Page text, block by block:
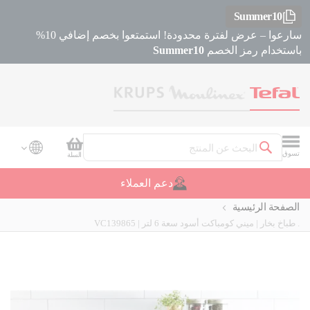
Summer10
سارعوا – عرض لفترة محدودة! استمتعوا بخصم إضافي 10%
باستخدام رمز الخصم Summer10
تسوق
بحث
سلة
السلة
دعم العملاء
الصفحة الرئيسية
. طباخ بخار | ميني كومباكت أسود سعة 6 لتر | VC139865